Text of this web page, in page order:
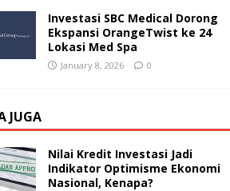
Investasi SBC Medical Dorong
Ekspansi OrangeTwist ke 24
Lokasi Med Spa
January 8, 2026 0
JUGA
Nilai Kredit Investasi Jadi
Indikator Optimisme Ekonomi
Nasional, Kenapa?